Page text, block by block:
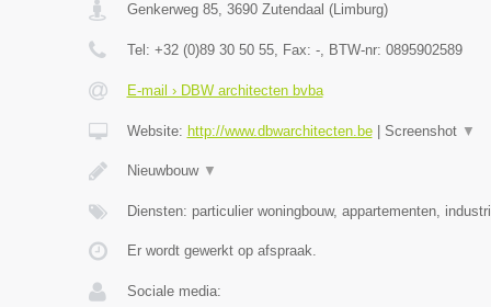
Genkerweg 85, 3690 Zutendaal (Limburg)
Tel: +32 (0)89 30 50 55, Fax: -, BTW-nr: 0895902589
E-mail › DBW architecten bvba
Website: http://www.dbwarchitecten.be| Screenshot ▼
Nieuwbouw ▼
Diensten: particulier woningbouw, appartementen,
Er wordt gewerkt op afspraak.
Sociale media: